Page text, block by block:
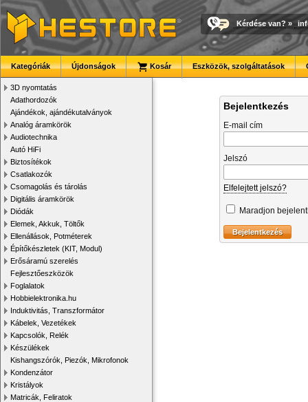
Kérdése van? »
Kategóriák Újdonságok Kosár Eszközök, szolgáltatások
3D nyomtatás
Adathordozók
Ajándékok, ajándékutalványok
Analóg áramkörök
Audiotechnika
Autó HiFi
Biztosítékok
Csatlakozók
Csomagolás és tárolás
Digitális áramkörök
Diódák
Elemek, Akkuk, Töltők
Ellenállások, Potméterek
Építőkészletek (KIT, Modul)
Erősáramú szerelés
Fejlesztőeszközök
Foglalatok
Hobbielektronika.hu
Induktivitás, Transzformátor
Kábelek, Vezetékek
Kapcsolók, Relék
Készülékek
Kishangszórók, Piezók, Mikrofonok
Kondenzátor
Kristályok
Matricák, Feliratok
Bejelentkezés
E-mail cím
Jelszó
Elfelejtett jelszó?
Maradjon